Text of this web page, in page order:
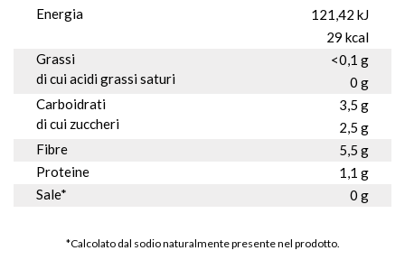
Energia
121,42 kJ
29 kcal
Grassi
di cui acidi grassi saturi
<0,1 g
0 g
Carboidrati
di cui zuccheri
3,5 g
2,5 g
Fibre
5,5 g
Proteine
1,1 g
Sale*
0 g
*Calcolato dal sodio naturalmente presente nel prodotto.